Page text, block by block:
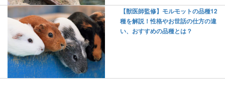
【獣医師監修】モルモットの品種12
種を解説！性格やお世話の仕方の違
い、おすすめの品種とは？